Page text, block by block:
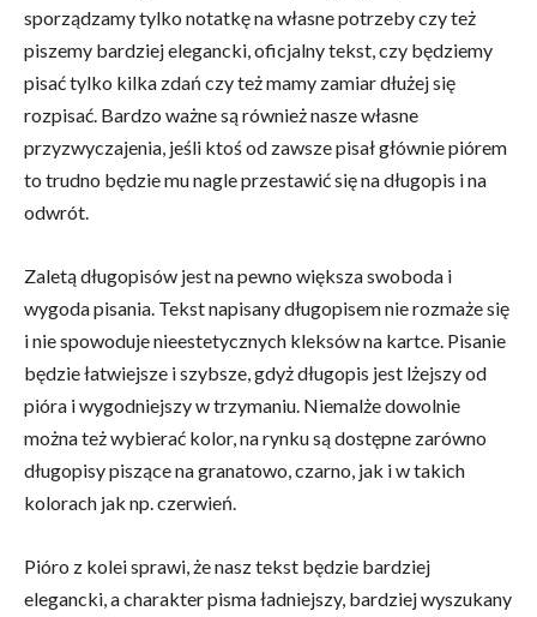
sporządzamy tylko notatkę na własne potrzeby czy też
piszemy bardziej elegancki, oficjalny tekst, czy będziemy
pisać tylko kilka zdań czy też mamy zamiar dłużej się
rozpisać. Bardzo ważne są również nasze własne
przyzwyczajenia, jeśli ktoś od zawsze pisał głównie piórem
to trudno będzie mu nagle przestawić się na długopis i na
odwrót.
Zaletą długopisów jest na pewno większa swoboda i
wygoda pisania. Tekst napisany długopisem nie rozmaże się
i nie spowoduje nieestetycznych kleksów na kartce. Pisanie
będzie łatwiejsze i szybsze, gdyż długopis jest lżejszy od
pióra i wygodniejszy w trzymaniu. Niemalże dowolnie
można też wybierać kolor, na rynku są dostępne zarówno
długopisy piszące na granatowo, czarno, jak i w takich
kolorach jak np. czerwień.
Pióro z kolei sprawi, że nasz tekst będzie bardziej
elegancki, a charakter pisma ładniejszy, bardziej wyszukany